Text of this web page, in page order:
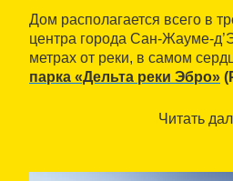
Дом располагается всего в
центра города Сан-Жауме-
метрах от реки, в самом
парка «Дельта реки Эбро»
пешие прогулки, катание
птицами, поскольку он
Читать